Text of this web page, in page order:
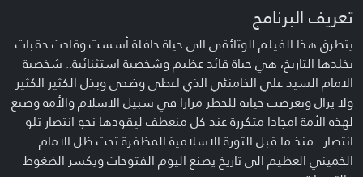
تعريف البرنامج
يتطرق هذا الفيلم الوثائقي الى حياة حافلة أسست وقادت حقبات
يخلدها التاريخ، هي حياة قائد عظيم وشخصية استثنائية.. شخصية
الامام السيد علي الخامنئي الذي اعطى وضحى وبذل الكثير الكثير
ولا يزال وتعرضت حياته للخطر مرارا في سبيل الاسلام والأمة وصنع
لهذه الأمة امجادا متكررة عند كل منعطف ليقودها نحو انتصار تلو
انتصار.. منذ ما قبل الثورة الاسلامية المظفرة تحت ظل الامام
الخميني العظيم الى تاريخ يصنع اليوم الفتوحات ويكسر الضغوط